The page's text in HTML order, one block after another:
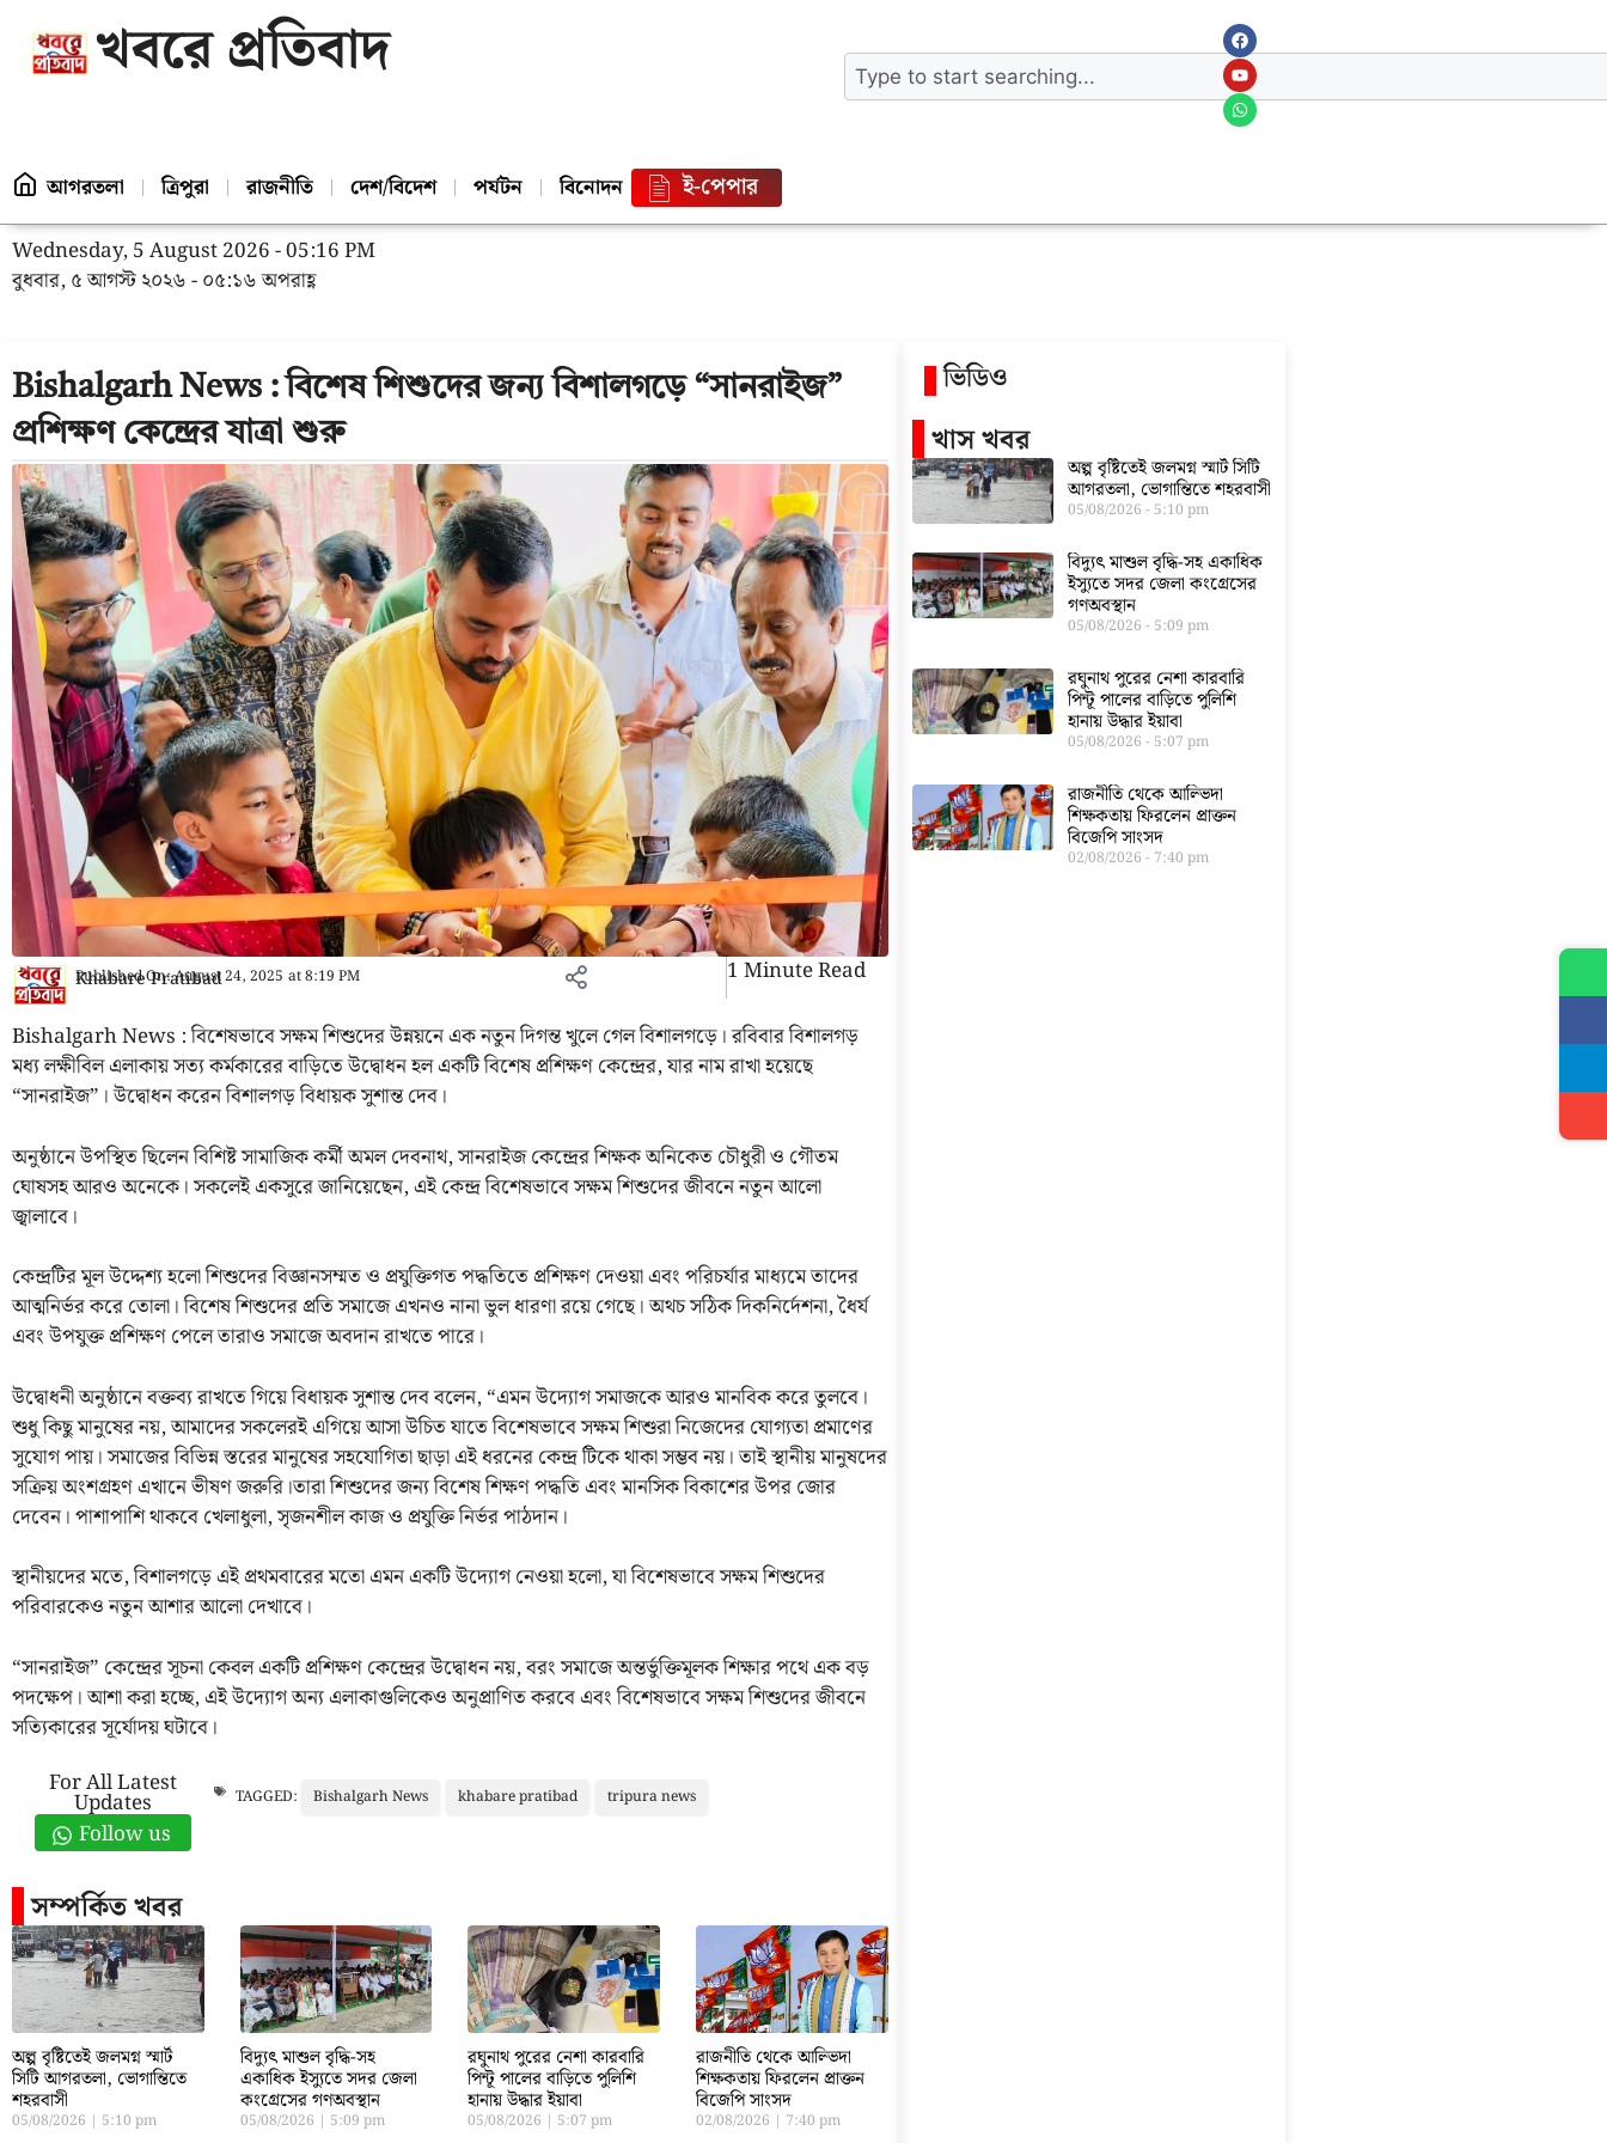
খবরে প্রতিবাদ
আগরতলা ত্রিপুরা রাজনীতি দেশ/বিদেশ পর্যটন বিনোদন ই-পেপার
Wednesday, 5 August 2026 - 05:16 PM
বুধবার, ৫ আগস্ট ২০২৬ - ০৫:১৬ অপরাহ্ণ
Bishalgarh News : বিশেষ শিশুদের জন্য বিশালগড়ে “সানরাইজ”
প্রশিক্ষণ কেন্দ্রের যাত্রা শুরু
Khabare Pratibad
Published On:August 24, 2025 at8:19 PM
1 Minute Read
Bishalgarh News : বিশেষভাবে সক্ষম শিশুদের উন্নয়নে এক নতুন দিগন্ত খুলে গেল বিশালগড়ে। রবিবার বিশালগড়
মধ্য লক্ষীবিল এলাকায় সত্য কর্মকারের বাড়িতে উদ্বোধন হল একটি বিশেষ প্রশিক্ষণ কেন্দ্রের, যার নাম রাখা হয়েছে
“সানরাইজ”। উদ্বোধন করেন বিশালগড় বিধায়ক সুশান্ত দেব।
অনুষ্ঠানে উপস্থিত ছিলেন বিশিষ্ট সামাজিক কর্মী অমল দেবনাথ, সানরাইজ কেন্দ্রের শিক্ষক অনিকেত চৌধুরী ও গৌতম
ঘোষসহ আরও অনেকে। সকলেই একসুরে জানিয়েছেন, এই কেন্দ্র বিশেষভাবে সক্ষম শিশুদের জীবনে নতুন আলো
জ্বালাবে।
কেন্দ্রটির মূল উদ্দেশ্য হলো শিশুদের বিজ্ঞানসম্মত ও প্রযুক্তিগত পদ্ধতিতে প্রশিক্ষণ দেওয়া এবং পরিচর্যার মাধ্যমে তাদের
আত্মনির্ভর করে তোলা। বিশেষ শিশুদের প্রতি সমাজে এখনও নানা ভুল ধারণা রয়ে গেছে। অথচ সঠিক দিকনির্দেশনা, ধৈর্য
এবং উপযুক্ত প্রশিক্ষণ পেলে তারাও সমাজে অবদান রাখতে পারে।
উদ্বোধনী অনুষ্ঠানে বক্তব্য রাখতে গিয়ে বিধায়ক সুশান্ত দেব বলেন, “এমন উদ্যোগ সমাজকে আরও মানবিক করে তুলবে।
শুধু কিছু মানুষের নয়, আমাদের সকলেরই এগিয়ে আসা উচিত যাতে বিশেষভাবে সক্ষম শিশুরা নিজেদের যোগ্যতা প্রমাণের
সুযোগ পায়। সমাজের বিভিন্ন স্তরের মানুষের সহযোগিতা ছাড়া এই ধরনের কেন্দ্র টিকে থাকা সম্ভব নয়। তাই স্থানীয় মানুষদের
সক্রিয় অংশগ্রহণ এখানে ভীষণ জরুরি।তারা শিশুদের জন্য বিশেষ শিক্ষণ পদ্ধতি এবং মানসিক বিকাশের উপর জোর
দেবেন। পাশাপাশি থাকবে খেলাধুলা, সৃজনশীল কাজ ও প্রযুক্তি নির্ভর পাঠদান।
স্থানীয়দের মতে, বিশালগড়ে এই প্রথমবারের মতো এমন একটি উদ্যোগ নেওয়া হলো, যা বিশেষভাবে সক্ষম শিশুদের
পরিবারকেও নতুন আশার আলো দেখাবে।
“সানরাইজ” কেন্দ্রের সূচনা কেবল একটি প্রশিক্ষণ কেন্দ্রের উদ্বোধন নয়, বরং সমাজে অন্তর্ভুক্তিমূলক শিক্ষার পথে এক বড়
পদক্ষেপ। আশা করা হচ্ছে, এই উদ্যোগ অন্য এলাকাগুলিকেও অনুপ্রাণিত করবে এবং বিশেষভাবে সক্ষম শিশুদের জীবনে
সত্যিকারের সূর্যোদয় ঘটাবে।
For All Latest
Updates
Follow us
TAGGED: Bishalgarh News khabare pratibad tripura news
সম্পর্কিত খবর
অল্প বৃষ্টিতেই জলমগ্ন স্মার্ট
সিটি আগরতলা, ভোগান্তিতে
শহরবাসী
05/08/2026 5:10 pm
বিদ্যুৎ মাশুল বৃদ্ধি-সহ
একাধিক ইস্যুতে সদর জেলা
কংগ্রেসের গণঅবস্থান
05/08/2026 5:09 pm
রঘুনাথ পুরের নেশা কারবারি
পিন্টূ পালের বাড়িতে পুলিশি
হানায় উদ্ধার ইয়াবা
05/08/2026 5:07 pm
রাজনীতি থেকে আল্ভিদা
শিক্ষকতায় ফিরলেন প্রাক্তন
বিজেপি সাংসদ
02/08/2026 7:40 pm
ভিডিও
খাস খবর
অল্প বৃষ্টিতেই জলমগ্ন স্মার্ট সিটি
আগরতলা, ভোগান্তিতে শহরবাসী
05/08/2026 5:10 pm
বিদ্যুৎ মাশুল বৃদ্ধি-সহ একাধিক
ইস্যুতে সদর জেলা কংগ্রেসের
গণঅবস্থান
05/08/2026 5:09 pm
রঘুনাথ পুরের নেশা কারবারি
পিন্টূ পালের বাড়িতে পুলিশি
হানায় উদ্ধার ইয়াবা
05/08/2026 5:07 pm
রাজনীতি থেকে আল্ভিদা
শিক্ষকতায় ফিরলেন প্রাক্তন
বিজেপি সাংসদ
02/08/2026 7:40 pm